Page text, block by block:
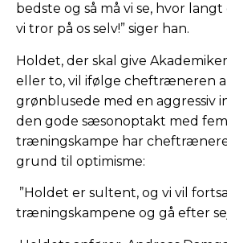
bedste og så må vi se, hvor
vi tror på os selv!” siger han.
Holdet, der skal give
eller to, vil ifølge cheftræneren
grønblusede med en aggressiv
den gode sæsonoptakt med
træningskampe har
grund til optimisme:
”Holdet er sultent, og vi vil
træningskampene og gå efter